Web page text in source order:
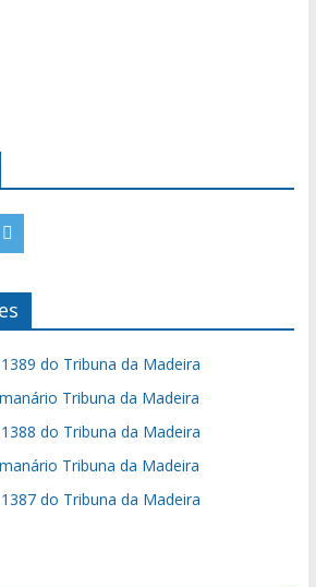
do Tribuna da Madeira
Tribuna da Madeira
do Tribuna da Madeira
Tribuna da Madeira
do Tribuna da Madeira